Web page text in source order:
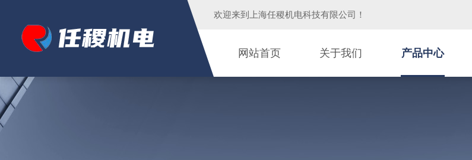
欢迎来到 上海任稷机电科技有限公司 ！
网站首页 关于我们 产品中心